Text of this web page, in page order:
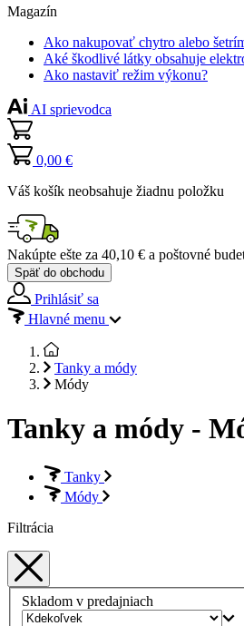
Magazín
Ako nakupovať chytro alebo
Aké škodlivé látky obsahuje
Ako nastaviť režim výkonu?
AI sprievodca
0,00 €
Váš košík neobsahuje žiadnu položku
Nakúpte ešte za 40,10 € a poštovné
Späť do obchodu
Prihlásiť sa
Hlavné menu
Tanky a módy
Módy
Tanky a módy -
Tanky
Módy
Filtrácia
Skladom v predajniach